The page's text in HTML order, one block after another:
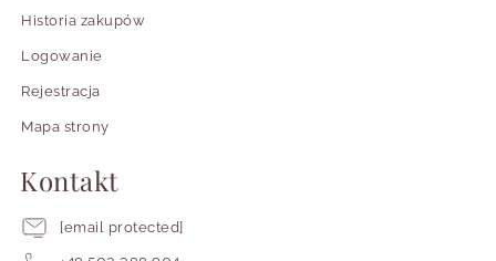
Historia zakupów
Logowanie
Rejestracja
Mapa strony
Kontakt
[email protected]